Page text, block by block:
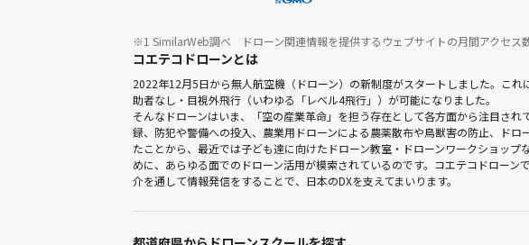
※1 SimilarWeb調べ ドローン関連情報を提供するウェブサイトの月間アクセス
コエテコドローンとは
2022年12月5日から無人航空機（ドローン）の新制度がスタートしました。こ
助者なし・目視外飛行（いわゆる「レベル4飛行」）が可能になりました。
そんなドローンはいま、「空の産業革命」を担う存在として各方面から注目さ
録、防犯や警備への投入、農業用ドローンによる農薬散布や鳥獣害の防止、ド
たことから、最近では子ども達に向けたドローン教室・ドローンワークショッ
めに、あらゆる面でのドローン活用が模索されているのです。コエテコドロー
介を通して情報発信をすることで、日本のDXを支えてまいります。